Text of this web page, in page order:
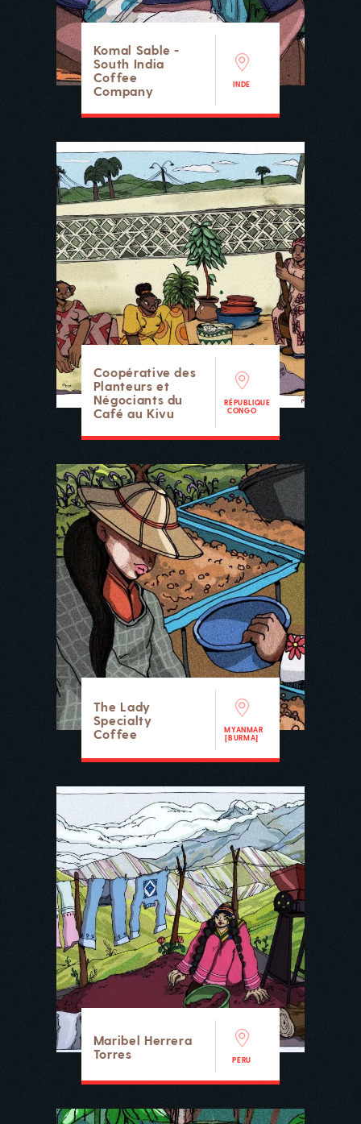
Komal Sable -
South India
Coffee
Company
INDE
Coopérative des
Planteurs et
Négociants du
Café au Kivu
RÉPUBLIQUE
CONGO
The Lady
Specialty
Coffee
MYANMAR
[BURMA]
Maribel Herrera
Torres
PERU